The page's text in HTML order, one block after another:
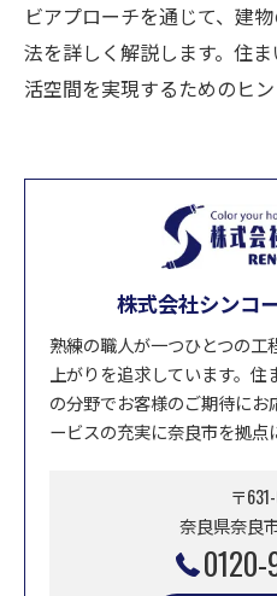
ビアプローチを通じて、建
法を詳しく解説します。住
活空間を実現するためのヒン
株式会社シンコ
熟練の職人が一つひとつの
上がりを追求しています。
の分野でお客様のご期待に
ービスの充実に奈良市を拠点
〒
奈良県奈良